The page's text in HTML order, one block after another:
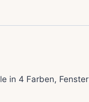
in 4 Farben,